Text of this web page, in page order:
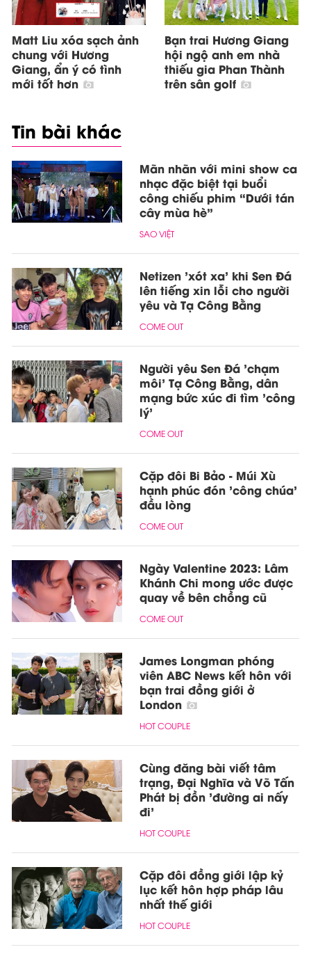
Matt Liu xóa sạch ảnh
chung với Hương
Giang, ẩn ý có tình
mới tốt hơn
Bạn trai Hương Giang
hội ngộ anh em nhà
thiếu gia Phan Thành
trên sân golf
Tin bài khác
Mãn nhãn với mini show ca
nhạc đặc biệt tại buổi
công chiếu phim “Dưới tán
cây mùa hè”
SAO VIỆT
Netizen 'xót xa' khi Sen Đá
lên tiếng xin lỗi cho người
yêu và Tạ Công Bằng
COME OUT
Người yêu Sen Đá 'chạm
môi' Tạ Công Bằng, dân
mạng bức xúc đi tìm 'công
lý'
COME OUT
Cặp đôi Bi Bảo - Múi Xù
hạnh phúc đón 'công chúa'
đầu lòng
COME OUT
Ngày Valentine 2023: Lâm
Khánh Chi mong ước được
quay về bên chồng cũ
COME OUT
James Longman phóng
viên ABC News kết hôn với
bạn trai đồng giới ở
London
HOT COUPLE
Cùng đăng bài viết tâm
trạng, Đại Nghĩa và Võ Tấn
Phát bị đồn 'đường ai nấy
đi'
HOT COUPLE
Cặp đôi đồng giới lập kỷ
lục kết hôn hợp pháp lâu
nhất thế giới
HOT COUPLE